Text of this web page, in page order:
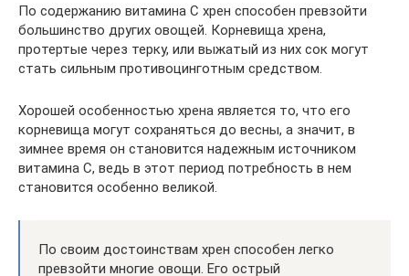
По содержанию витамина С хрен способен превзойти
большинство других овощей. Корневища хрена,
протертые через терку, или выжатый из них сок могут
стать сильным противоцинготным средством.
Хорошей особенностью хрена является то, что его
корневища могут сохраняться до весны, а значит, в
зимнее время он становится надежным источником
витамина С, ведь в этот период потребность в нем
становится особенно великой.
По своим достоинствам хрен способен легко
превзойти многие овощи. Его острый